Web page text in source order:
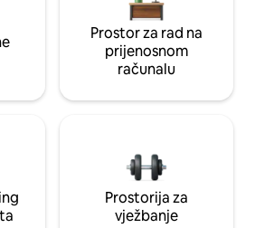
Prostor za rad na
prijenosnom
računalu
Prostorija za
vježbanje